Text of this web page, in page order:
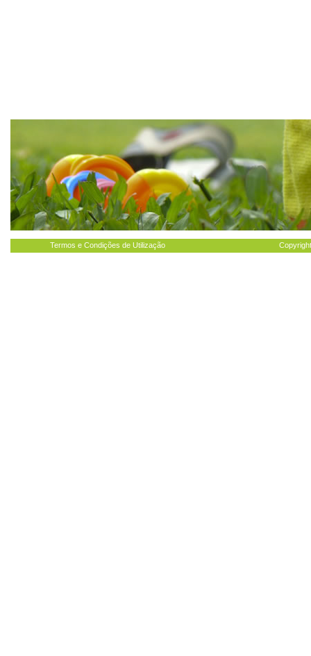
Termos e Condições de Utilização